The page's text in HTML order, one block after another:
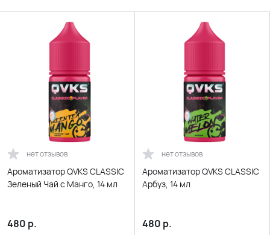
нет отзывов
Ароматизатор QVKS CLASSIC
Зеленый Чай с Манго, 14 мл
480 р.
нет отзывов
Ароматизатор QVKS CLASSIC
Арбуз, 14 мл
480 р.